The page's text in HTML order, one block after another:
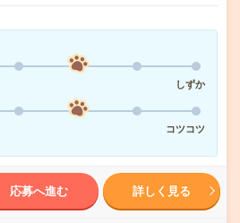
しずか
コツコツ
応募へ進む 詳しく見る